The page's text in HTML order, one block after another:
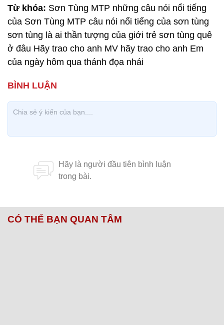
Từ khóa: Sơn Tùng MTP những câu nói nổi tiếng
của Sơn Tùng MTP câu nói nổi tiếng của sơn tùng
sơn tùng là ai thần tượng của giới trẻ sơn tùng quê
ở đâu Hãy trao cho anh MV hãy trao cho anh Em
của ngày hôm qua thánh đọa nhái
CÓ THỂ BẠN QUAN TÂM